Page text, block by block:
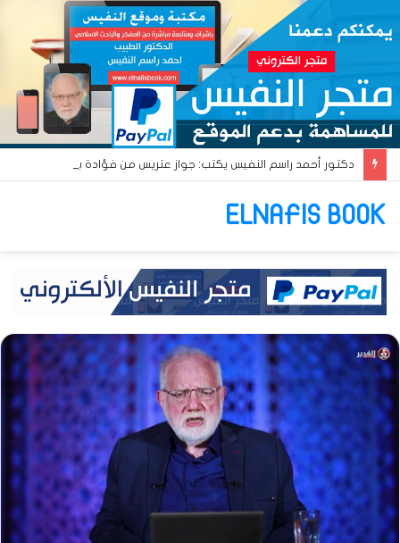
ELNAFIS BOOK